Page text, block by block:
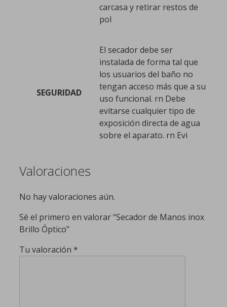
carcasa y retirar restos de
pol
SEGURIDAD
El secador debe ser
instalada de forma tal que
los usuarios del baño no
tengan acceso más que a su
uso funcional. rn Debe
evitarse cualquier tipo de
exposición directa de agua
sobre el aparato. rn Evi
Valoraciones
No hay valoraciones aún.
Sé el primero en valorar “Secador de Manos inox
Brillo Óptico”
Tu valoración *